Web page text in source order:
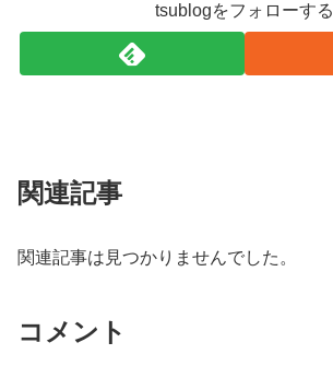
tsublogをフォローする
関連記事
関連記事は見つかりませんでした。
コメント